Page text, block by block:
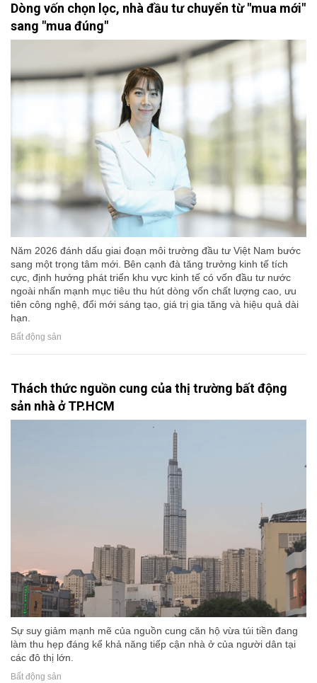
Dòng vốn chọn lọc, nhà đầu tư chuyển từ "mua mới"
sang "mua đúng"
Năm 2026 đánh dấu giai đoạn môi trường đầu tư Việt Nam bước
sang một trọng tâm mới. Bên cạnh đà tăng trưởng kinh tế tích
cực, định hướng phát triển khu vực kinh tế có vốn đầu tư nước
ngoài nhấn mạnh mục tiêu thu hút dòng vốn chất lượng cao, ưu
tiên công nghệ, đổi mới sáng tạo, giá trị gia tăng và hiệu quả dài
hạn.
Bất động sản
Thách thức nguồn cung của thị trường bất động
sản nhà ở TP.HCM
Sự suy giảm mạnh mẽ của nguồn cung căn hộ vừa túi tiền đang
làm thu hẹp đáng kể khả năng tiếp cận nhà ở của người dân tại
các đô thị lớn.
Bất động sản